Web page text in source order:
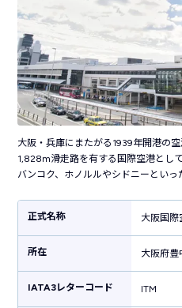
大阪・兵庫にまたがる1939年開港の
1,828m滑走路を有する国際空港とし
バンコク、ホノルルやシドニーとい
ンバスで約30分で行くことができ、
スすることができる利便性もあり、
しています。また、大阪府の池田市
場所にある伊丹空港は、空港ターミ
ができるのも特徴です。
正式名称 大阪国際
所在 大阪府豊
IATA3レターコード ITM